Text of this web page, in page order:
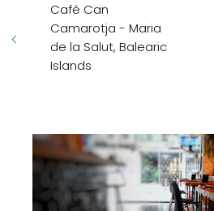
Café Can
Camarotja - Maria
de la Salut, Balearic
Islands